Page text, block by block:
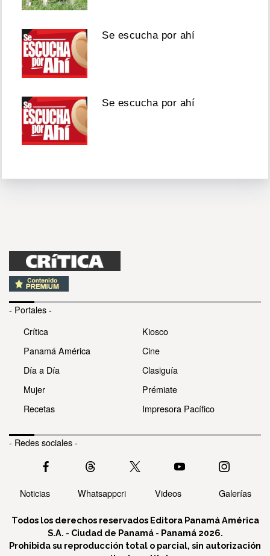
Se escucha por ahí
Se escucha por ahí
- Portales -
Crítica
Panamá América
Día a Día
Mujer
Recetas
Kiosco
Cine
Clasiguía
Prémiate
Impresora Pacífico
- Redes sociales -
Noticias Whatsappcri Videos Galerías
Todos los derechos reservados Editora Panamá América
S.A. - Ciudad de Panamá - Panamá 2026.
Prohibida su reproducción total o parcial, sin autorización